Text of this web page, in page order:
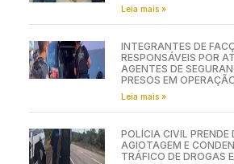
Leia mais »
INTEGRANTES DE
RESPONSÁVEIS POR
AGENTES DE
PRESOS EM
Leia mais »
POLÍCIA CIVIL PRENDE
AGIOTAGEM E
TRÁFICO DE DROGAS